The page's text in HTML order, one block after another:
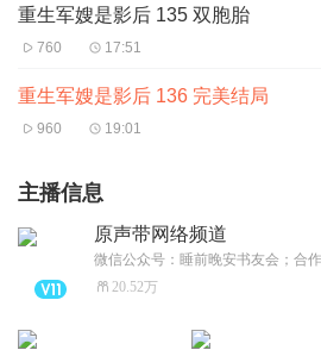
重生军嫂是影后 135 双胞胎
760 17:51
重生军嫂是影后 136 完美结局
960 19:01
主播信息
原声带网络频道
20.52万